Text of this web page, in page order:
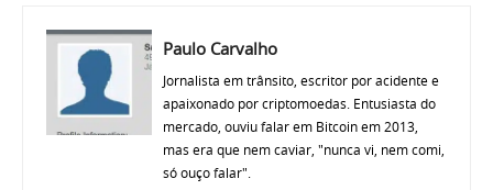
Paulo Carvalho
Jornalista em trânsito, escritor por acidente e
apaixonado por criptomoedas. Entusiasta do
mercado, ouviu falar em Bitcoin em 2013,
mas era que nem caviar, "nunca vi, nem comi,
só ouço falar".